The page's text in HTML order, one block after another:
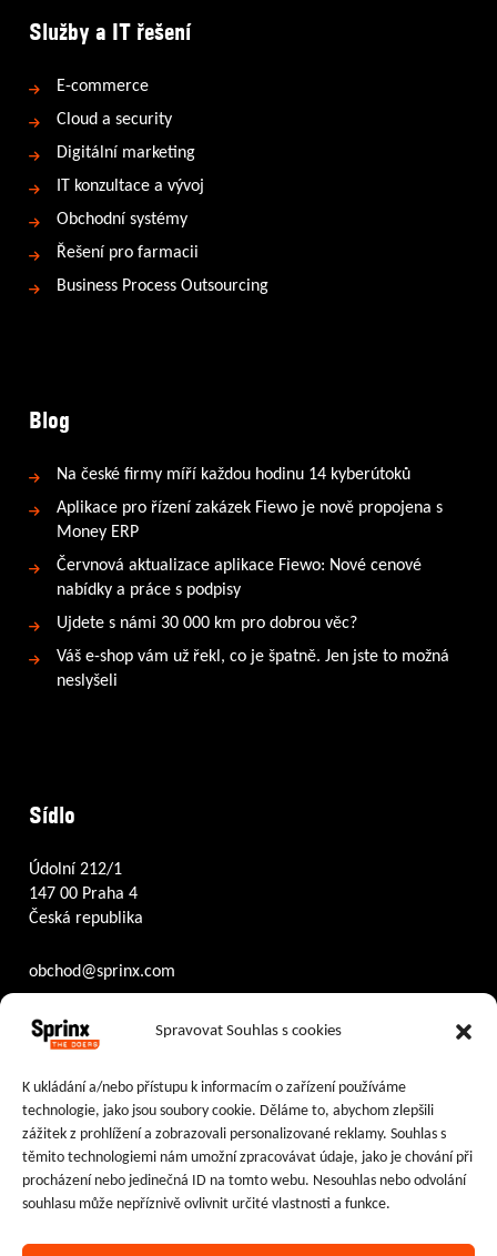
Spravovat Souhlas s cookies
K ukládání a/nebo přístupu k informacím o zařízení používáme
technologie, jako jsou soubory cookie. Děláme to, abychom zlepšili
zážitek z prohlížení a zobrazovali personalizované reklamy. Souhlas s
těmito technologiemi nám umožní zpracovávat údaje, jako je chování při
procházení nebo jedinečná ID na tomto webu. Nesouhlas nebo odvolání
souhlasu může nepříznivě ovlivnit určité vlastnosti a funkce.
Služby a IT řešení
E-commerce
Cloud a security
Digitální marketing
IT konzultace a vývoj
Obchodní systémy
Řešení pro farmacii
Business Process Outsourcing
Blog
Na české firmy míří každou hodinu 14 kyberútoků
Aplikace pro řízení zakázek Fiewo je nově propojena s
Money ERP
Červnová aktualizace aplikace Fiewo: Nové cenové
nabídky a práce s podpisy
Ujdete s námi 30 000 km pro dobrou věc?
Váš e-shop vám už řekl, co je špatně. Jen jste to možná
neslyšeli
Sídlo
Údolní 212/1
147 00 Praha 4
Česká republika
obchod@sprinx.com
Otevírací doba recepce:
PO – ČT8:30 – 17:30
Sledujte nás na:
Facebook
Instagram
LinkedIn